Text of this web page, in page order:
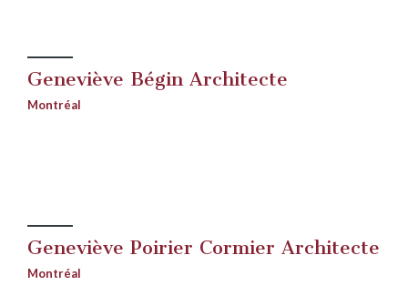
Geneviève Bégin Architecte
Montréal
Geneviève Poirier Cormier Architecte
Montréal